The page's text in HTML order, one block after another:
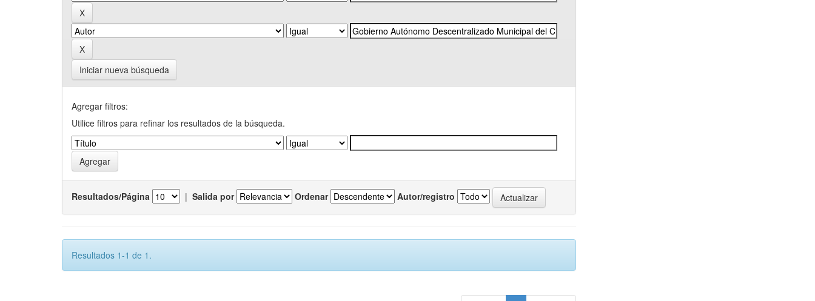
Iniciar nueva búsqueda
Agregar filtros:
Utilice filtros para refinar los resultados de la búsqueda.
Resultados/Página | Salida por Ordenar Autor/registro
Resultados 1-1 de 1.